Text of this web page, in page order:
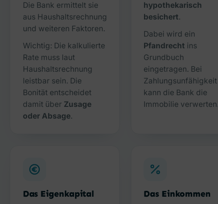
Die Bank ermittelt sie
aus Haushaltsrechnung
und weiteren Faktoren.
Wichtig: Die kalkulierte
Rate muss laut
Haushaltsrechnung
leistbar sein. Die
Bonität entscheidet
damit über Zusage
oder Absage.
hypothekarisch
besichert.
Dabei wird ein
Pfandrecht ins
Grundbuch
eingetragen. Bei
Zahlungsunfähigkeit
kann die Bank die
Immobilie
Das Eigenkapital Das Einkommen